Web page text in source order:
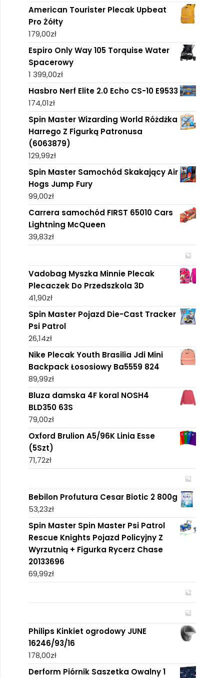
American Tourister Plecak Upbeat
Pro Żółty
179,00zł
Espiro Only Way 105 Torquise Water
Spacerowy
1 399,00zł
Hasbro Nerf Elite 2.0 Echo CS-10 E9533
174,01zł
Spin Master Wizarding World Różdżka
Harrego Z Figurką Patronusa
(6063879)
129,99zł
Spin Master Samochód Skakający Air
Hogs Jump Fury
99,00zł
Carrera samochód FIRST 65010 Cars
Lightning McQueen
39,83zł
Vadobag Myszka Minnie Plecak
Plecaczek Do Przedszkola 3D
41,90zł
Spin Master Pojazd Die-Cast Tracker
Psi Patrol
26,14zł
Nike Plecak Youth Brasilia Jdi Mini
Backpack Łososiowy Ba5559 824
89,99zł
Bluza damska 4F koral NOSH4
BLD350 63S
79,00zł
Oxford Brulion A5/96K Linia Esse
(5Szt)
71,72zł
Bebilon Profutura Cesar Biotic 2 800g
53,23zł
Spin Master Spin Master Psi Patrol
Rescue Knights Pojazd Policyjny Z
Wyrzutnią + Figurka Rycerz Chase
20133696
69,99zł
Philips Kinkiet ogrodowy JUNE
16246/93/16
178,00zł
Derform Piórnik Saszetka Owalny 1